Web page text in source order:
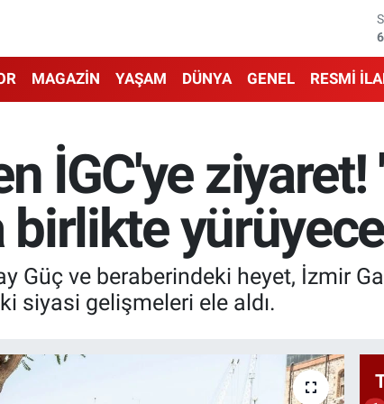
MAGAZİN YAŞAM DÜNYA GENEL RESMİ
İGC'ye
birlikte
Güç ve beraberindeki heyet, İzmir
siyasi gelişmeleri ele aldı.